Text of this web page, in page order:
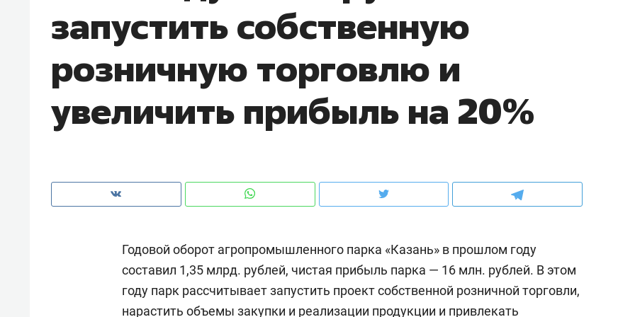
запустить собственную
розничную торговлю и
увеличить прибыль на 20%
Годовой оборот агропромышленного парка «Казань» в прошлом году
составил 1,35 млрд. рублей, чистая прибыль парка — 16 млн. рублей. В этом
году парк рассчитывает запустить проект собственной розничной торговли,
нарастить объемы закупки и реализации продукции и привлекать
рынки, почему надо знать аксакалов и
чем интересен Оман?
клиентах и чудных запросах мастеров
Рекомендуем
Как ГК «МИР ГРУПП» и ВТБ
создают оазис жилого
комфорта под Казанью
Рекомендуем
150 камер до квартиры и Face
ID вместо ключа: какой будет
безопасность в ЖК «Нова»
Рекомендуем
Опыт выживания в
природе, работа
с ментальным и